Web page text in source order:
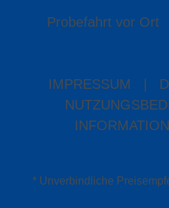
Probefahrt vor Ort
IMPRESSUM
* Unverbindliche